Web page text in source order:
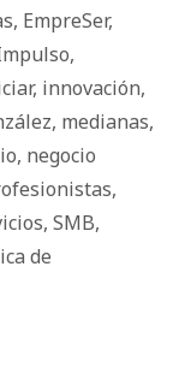
, EmpreSer,
,
, innovación,
, medianas,
, negocio
,
, SMB,
de